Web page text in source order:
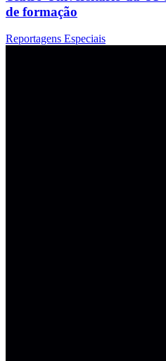
de formação
Reportagens Especiais